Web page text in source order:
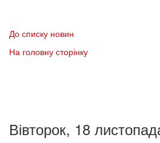
До списку новин
На головну сторінку
Вівторок, 18